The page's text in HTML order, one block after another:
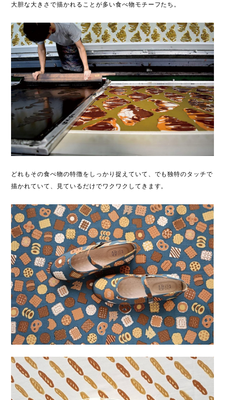
大胆な大きさで描かれることが多い食べ物モチーフたち。
どれもその食べ物の特徴をしっかり捉えていて、でも独特のタッチで
描かれていて、見ているだけでワクワクしてきます。